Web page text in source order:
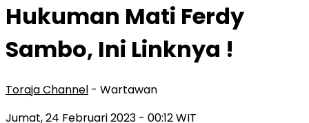
Hukuman Mati Ferdy
Sambo, Ini Linknya !
Toraja Channel - Wartawan
Jumat, 24 Februari 2023 - 00:12 WIT